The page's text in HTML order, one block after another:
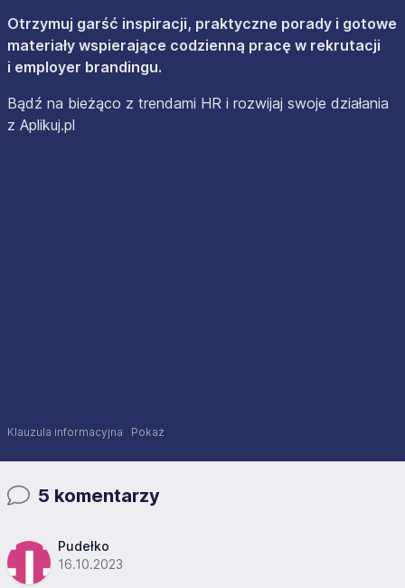
Otrzymuj garść inspiracji, praktyczne porady i gotowe
materiały wspierające codzienną pracę w rekrutacji
i employer brandingu.
Bądź na bieżąco z trendami HR i rozwijaj swoje działania
z Aplikuj.pl
Klauzula informacyjna Pokaż
5 komentarzy
Pudełko
16.10.2023